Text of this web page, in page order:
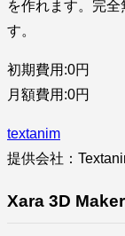
を作れます。完
す。
初期費用:0円
月額費用:0円
textanim
提供会社：
Xara 3D Maker